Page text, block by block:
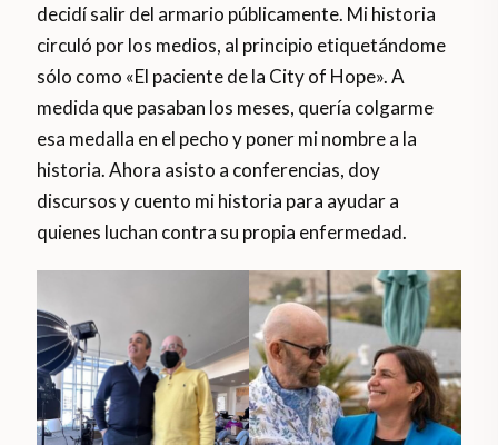
decidí salir del armario públicamente. Mi historia
circuló por los medios, al principio etiquetándome
sólo como «El paciente de la City of Hope». A
medida que pasaban los meses, quería colgarme
esa medalla en el pecho y poner mi nombre a la
historia. Ahora asisto a conferencias, doy
discursos y cuento mi historia para ayudar a
quienes luchan contra su propia enfermedad.